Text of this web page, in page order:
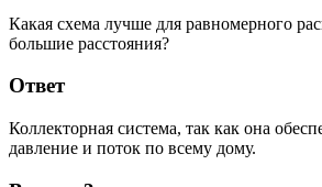
Какая схема лучше для равномерного
большие расстояния?
Ответ
Коллекторная система, так как она
давление и поток по всему дому.